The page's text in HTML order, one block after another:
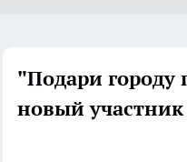
"Подари
новый участник